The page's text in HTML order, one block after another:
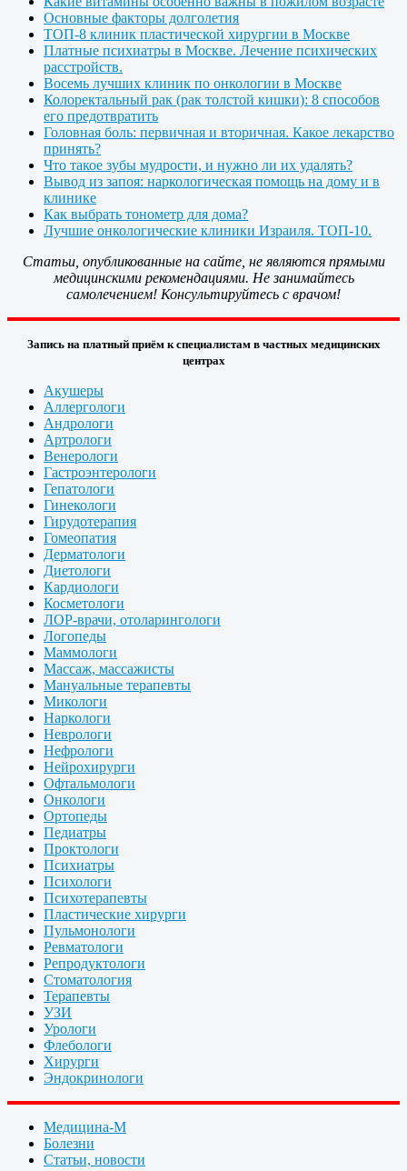
Основные факторы долголетия
ТОП-8 клиник пластической хирургии в Москве
Платные психиатры в Москве. Лечение психических
расстройств.
Восемь лучших клиник по онкологии в Москве
Колоректальный рак (рак толстой кишки): 8 способов
его предотвратить
Головная боль: первичная и вторичная. Какое лекарство
принять?
Что такое зубы мудрости, и нужно ли их удалять?
Вывод из запоя: наркологическая помощь на дому и в
клинике
Как выбрать тонометр для дома?
Лучшие онкологические клиники Израиля. ТОП-10.
Статьи, опубликованные на сайте, не являются прямыми
медицинскими рекомендациями. Не занимайтесь
самолечением! Консультируйтесь с врачом!
Запись на платный приём к специалистам в частных медицинских
центрах
Акушеры
Аллергологи
Андрологи
Артрологи
Венерологи
Гастроэнтерологи
Гепатологи
Гинекологи
Гирудотерапия
Гомеопатия
Дерматологи
Диетологи
Кардиологи
Косметологи
ЛОР-врачи, отоларингологи
Логопеды
Маммологи
Массаж, массажисты
Мануальные терапевты
Микологи
Наркологи
Неврологи
Нефрологи
Нейрохирурги
Офтальмологи
Онкологи
Ортопеды
Педиатры
Проктологи
Психиатры
Психологи
Психотерапевты
Пластические хирурги
Пульмонологи
Ревматологи
Репродуктологи
Стоматология
Терапевты
УЗИ
Урологи
Флебологи
Хирурги
Эндокринологи
Медицина-М
Болезни
Статьи, новости